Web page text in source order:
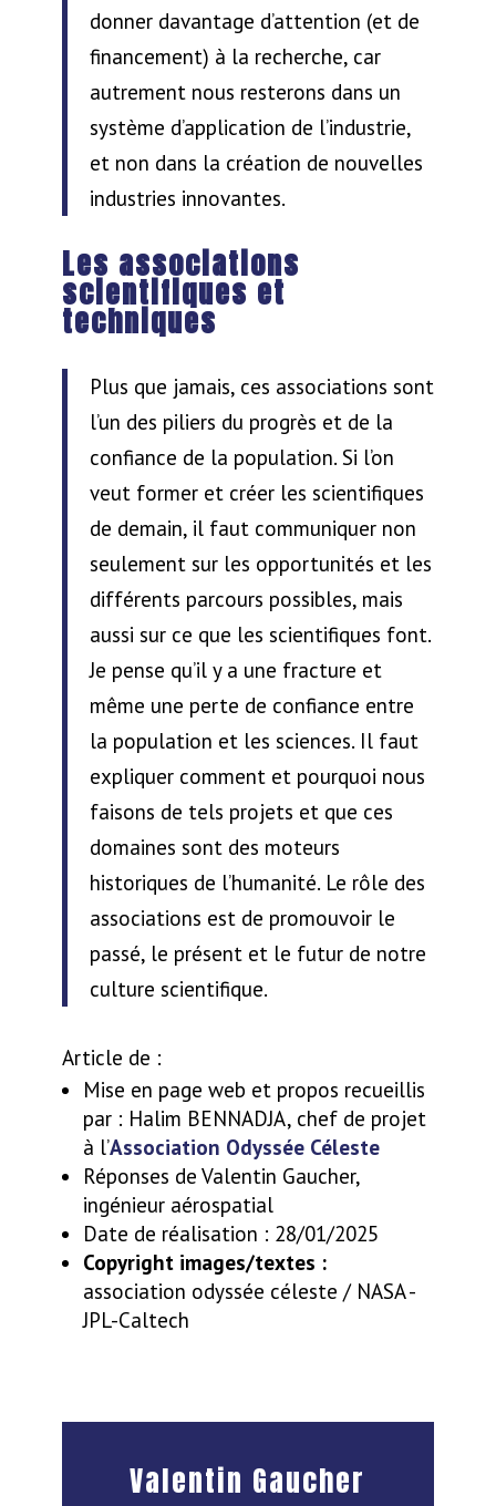
donner davantage d’attention (et de
financement) à la recherche, car
autrement nous resterons dans un
système d’application de l’industrie,
et non dans la création de nouvelles
industries innovantes.
Les associations
scientifiques et
techniques
Plus que jamais, ces associations sont
l’un des piliers du progrès et de la
confiance de la population. Si l’on
veut former et créer les scientifiques
de demain, il faut communiquer non
seulement sur les opportunités et les
différents parcours possibles, mais
aussi sur ce que les scientifiques font.
Je pense qu’il y a une fracture et
même une perte de confiance entre
la population et les sciences. Il faut
expliquer comment et pourquoi nous
faisons de tels projets et que ces
domaines sont des moteurs
historiques de l’humanité. Le rôle des
associations est de promouvoir le
passé, le présent et le futur de notre
culture scientifique.
Article de :
Mise en page web et propos recueillis
par : Halim BENNADJA, chef de projet
à l’Association Odyssée Céleste
Réponses de Valentin Gaucher,
ingénieur aérospatial
Date de réalisation : 28/01/2025
Copyright images/textes :
association odyssée céleste / NASA -
JPL-Caltech
Valentin Gaucher